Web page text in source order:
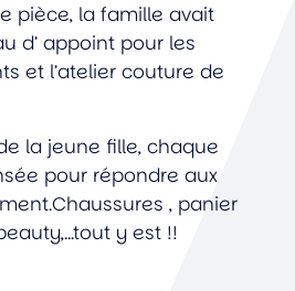
pièce, la famille avait
d’ appoint pour les
et l’atelier couture de
la jeune fille, chaque
pour répondre aux
, panier
y est !!